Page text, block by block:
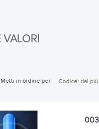
VALORI
Metti in ordine per Codice: dal